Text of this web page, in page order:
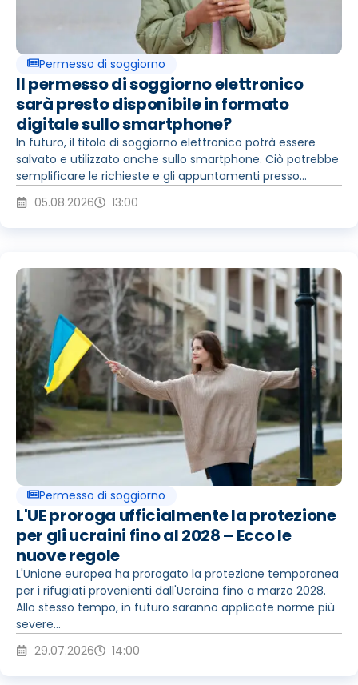
Permesso di soggiorno
Il permesso di soggiorno elettronico
sarà presto disponibile in formato
digitale sullo smartphone?
In futuro, il titolo di soggiorno elettronico potrà essere
salvato e utilizzato anche sullo smartphone. Ciò potrebbe
semplificare le richieste e gli appuntamenti presso...
05.08.2026
13:00
Permesso di soggiorno
L'UE proroga ufficialmente la protezione
per gli ucraini fino al 2028 – Ecco le
nuove regole
L'Unione europea ha prorogato la protezione temporanea
per i rifugiati provenienti dall'Ucraina fino a marzo 2028.
Allo stesso tempo, in futuro saranno applicate norme più
severe...
29.07.2026
14:00